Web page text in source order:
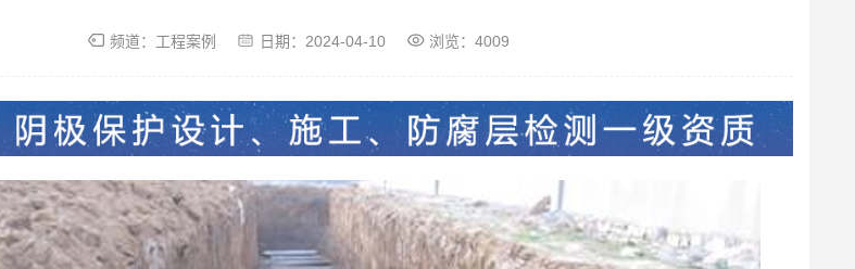
频道： 工程案例 日期： 2024-04-10 浏览：4009